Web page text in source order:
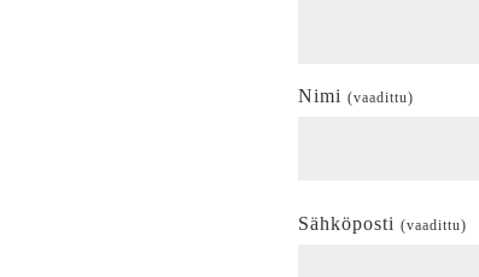
Nimi (vaadittu)
Sähköposti (vaadittu)